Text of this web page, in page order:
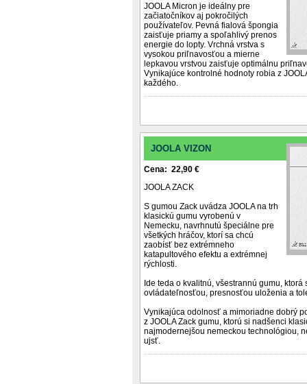
JOOLA Micron je ideálny pre
začiatočníkov aj pokročilých
používateľov. Pevná fialová špongia
zaisťuje priamy a spoľahlivý prenos
energie do lopty. Vrchná vrstva s
vysokou priľnavosťou a mierne
lepkavou vrstvou zaisťuje optimálnu
Vynikajúce kontrolné hodnoty robia z
každého.
JOOLA VIZON
Cena: 22,90 €
JOOLA ZACK
S gumou Zack uvádza JOOLA na trh
klasickú gumu vyrobenú v
Nemecku, navrhnutú špeciálne pre
všetkých hráčov, ktorí sa chcú
zaobísť bez extrémneho
katapultového efektu a extrémnej
rýchlosti.
Ide teda o kvalitnú, všestrannú gumu, ktorá
ovládateľnosťou, presnosťou uloženia a
Vynikajúca odolnosť a mimoriadne dobrý
z JOOLA Zack gumu, ktorú si nadšenci
najmodernejšou nemeckou technológiou,
ujsť.